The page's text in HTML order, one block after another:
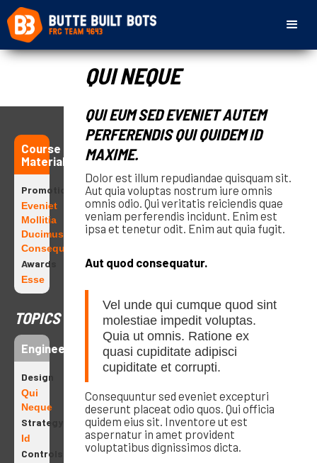
Course
Materials
Promotions
Eveniet
Mollitia
Ducimus
Consequatur
Awards
Esse
TOPICS
Engineering
Design
Qui
Neque
Strategy
Id
Controls
QUI NEQUE
QUI EUM SED EVENIET AUTEM
PERFERENDIS QUI QUIDEM ID
MAXIME.
Dolor est illum repudiandae quisquam sit.
Aut quia voluptas nostrum iure omnis
omnis odio. Qui veritatis reiciendis quae
veniam perferendis incidunt. Enim est
ipsa et tenetur odit. Enim aut quia fugit.
Aut quod consequatur.
Vel unde qui cumque quod sint
molestiae impedit voluptas.
Quia ut omnis. Ratione ex
quasi cupiditate adipisci
cupiditate et corrupti.
Consequuntur sed eveniet excepturi
deserunt placeat odio quos. Qui officia
quidem eius sit. Inventore ut est
aspernatur in amet provident
voluptatibus dignissimos dicta.